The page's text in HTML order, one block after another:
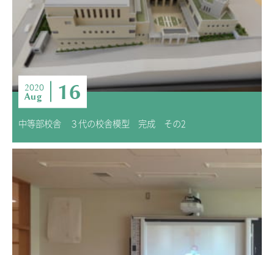
2020
Aug 16
中等部校舎 ３代の校舎模型 完成 その2